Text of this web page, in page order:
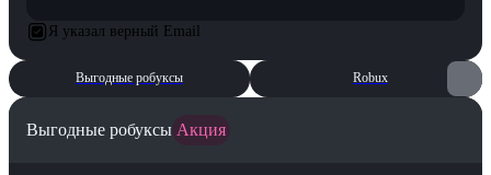
Я указал верный Email
Выгодные робуксы Robux
Выгодные робуксы Акция